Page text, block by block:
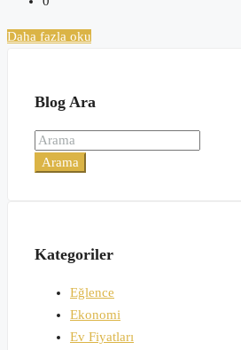
Daha fazla oku
Blog Ara
Arama
Kategoriler
Eğlence
Ekonomi
Ev Fiyatları